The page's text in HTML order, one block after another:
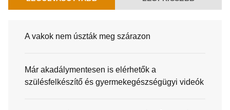
A vakok nem úszták meg szárazon
Már akadálymentesen is elérhetők a
szülésfelkészítő és gyermekegészségügyi videók